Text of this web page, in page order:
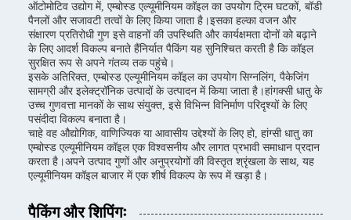
ऑटोमोटिव उद्योग में, एम्बोस्ड एल्यूमीनियम कॉइल का उपयोग ट्रिम घटकों, बॉडी
पैनलों और सजावटी तत्वों के लिए किया जाता है।इसका हल्का वजन और
संक्षारण प्रतिरोधी गुण इसे वाहनों की उपस्थिति और कार्यक्षमता दोनों को बढ़ाने
के लिए आदर्श विकल्प बनाते हैंनिर्यात पैकिंग यह सुनिश्चित करती है कि कॉइल
सुरक्षित रूप से अपने गंतव्य तक पहुंचे।
इसके अतिरिक्त, एम्बोस्ड एल्यूमीनियम कॉइल का उपयोग सिग्नलिंग, पैकेजिंग
सामग्री और इलेक्ट्रॉनिक उत्पादों के उत्पादन में किया जाता है।हांगक्सी धातु के
उच्च गुणवत्ता मानकों के साथ संयुक्त, इसे विभिन्न विनिर्माण परिदृश्यों के लिए
पसंदीदा विकल्प बनाता है।
चाहे वह औद्योगिक, वाणिज्यिक या आवासीय उद्देश्यों के लिए हो, हांग्सी धातु का
एम्बोस्ड एल्यूमीनियम कॉइल एक विश्वसनीय और लागत प्रभावी समाधान प्रदान
करता है।अपने उत्पाद गुणों और अनुप्रयोगों की विस्तृत श्रृंखला के साथ, यह
एल्यूमीनियम कॉइल बाजार में एक शीर्ष विकल्प के रूप में खड़ा है।
पैकिंग और शिपिंगः